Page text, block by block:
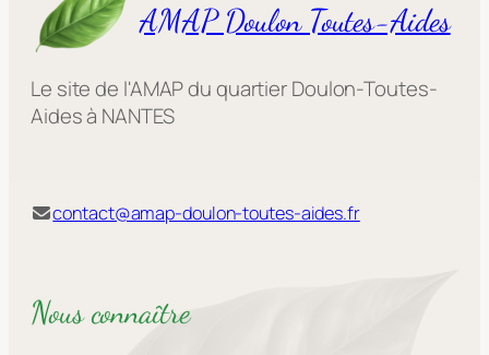
AMAP Doulon Toutes-Aides
Le site de l'AMAP du quartier Doulon-Toutes-
Aides à NANTES
contact@amap-doulon-toutes-aides.fr
Nous connaître